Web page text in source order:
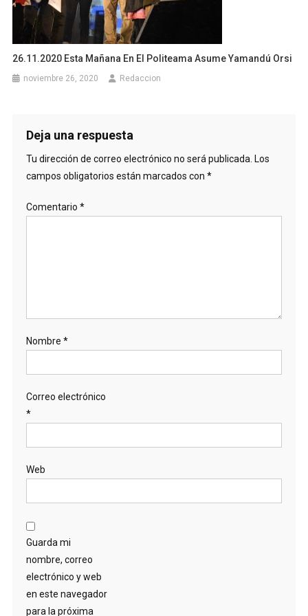
26.11.2020 Esta Mañana En El Politeama Asume Yamandú Orsi
noviembre 26, 2020 Redaccion
Deja una respuesta
Tu dirección de correo electrónico no será publicada. Los
campos obligatorios están marcados con *
Comentario *
Nombre *
Correo electrónico
*
Web
Guarda mi
nombre, correo
electrónico y web
en este navegador
para la próxima